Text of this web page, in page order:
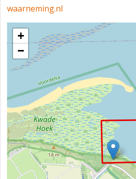
waarneming.nl
+
−